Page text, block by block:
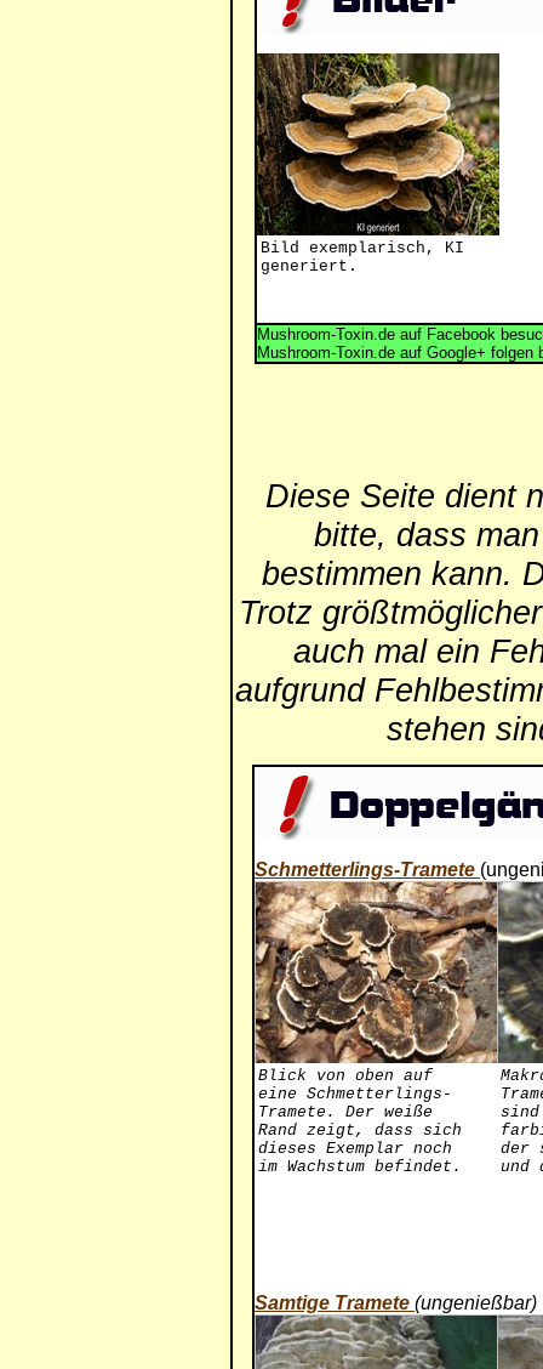
Bild exemplarisch, KI
generiert.
Mushroom-Toxin.de auf Facebook
Mushroom-Toxin.de auf Google+ folgen
Diese Seite dient
bitte, dass
bestimmen kann.
Trotz
auch mal ein
aufgrund
stehen
Schmetterlings-Tramete
Blick von oben auf
eine Schmetterlings-
Tramete. Der weiße
Rand zeigt, dass sich
dieses Exemplar noch
im Wachstum befindet.
sind
der
und
Samtige Tramete (ungenießbar)